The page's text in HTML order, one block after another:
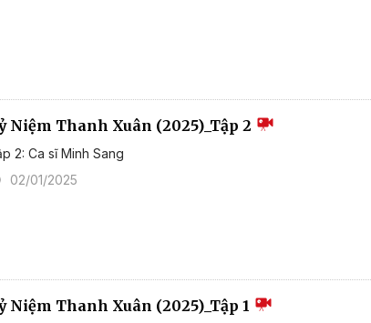
Niệm Thanh Xuân (2025)_Tập 2
2: Ca sĩ Minh Sang
02/01/2025
Niệm Thanh Xuân (2025)_Tập 1